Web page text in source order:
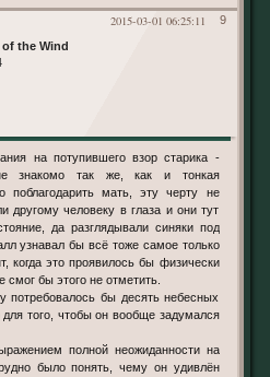
9
2015-03-01 06:25:11
the Wind
знакомо так же, как и тонкая
поблагодарить мать, эту черту не
другому человеку в глаза и они тут
да разглядывали синяки под
узнавал бы всё тоже самое только
когда это проявилось бы физически
смог бы этого не отметить.
потребовалось бы десять небесных
для того, чтобы он вообще задумался
полной неожиданности на
было понять, чему он удивлён